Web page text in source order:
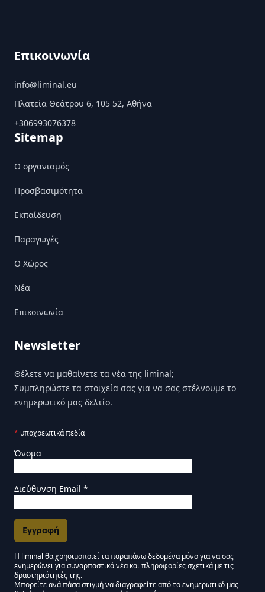
Επικοινωνία
info@liminal.eu
Πλατεία Θεάτρου 6, 105 52, Αθήνα
+306993076378
Sitemap
Ο οργανισμός
Προσβασιμότητα
Εκπαίδευση
Παραγωγές
Ο Χώρος
Nέα
Επικοινωνία
Newsletter
Θέλετε να μαθαίνετε τα νέα της liminal;
Συμπληρώστε τα στοιχεία σας για να σας στέλνουμε το
ενημερωτικό μας δελτίο.
* υποχρεωτικά πεδία
Όνομα
Διεύθυνση Email *
Εγκρίσεις Μάρκετινγκ
Η liminal θα χρησιμοποιεί τα παραπάνω δεδομένα μόνο για να σας
ενημερώνει για συναρπαστικά νέα και πληροφορίες σχετικά με τις
δραστηριότητές της.
Μπορείτε ανά πάσα στιγμή να διαγραφείτε από το ενημερωτικό μας